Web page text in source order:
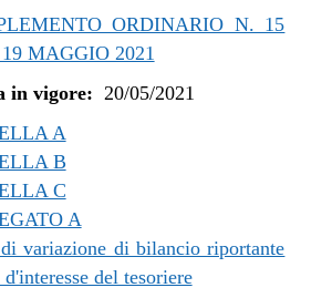
31/12/2021
al 09/12/2021
11/08/2021
ORDINARIO N. 15
MAGGIO 2021
in vigore: 20/05/2021
A
B
C
A
variazione di bilancio riportante
del tesoriere